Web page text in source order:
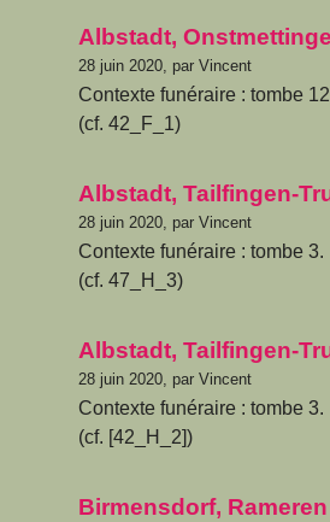
Albstadt,
28 juin 2020, par Vincent
Contexte funéraire : tombe
(cf. 42_F_1)
Albstadt, Tailfingen-
28 juin 2020, par Vincent
Contexte funéraire : tombe 3.
(cf. 47_H_3)
Albstadt, Tailfingen-
28 juin 2020, par Vincent
Contexte funéraire : tombe 3.
(cf. [42_H_2])
Birmensdorf, Rameren